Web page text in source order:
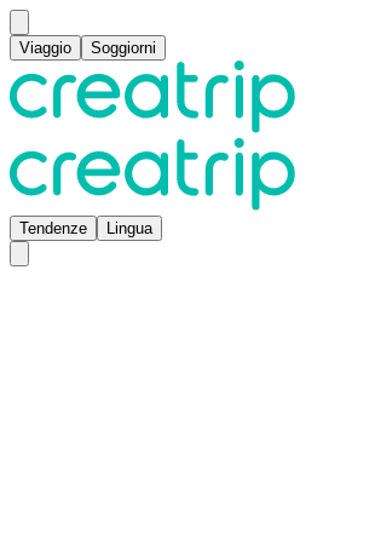
Viaggio Soggiorni
Tendenze Lingua